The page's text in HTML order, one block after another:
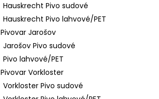
Hauskrecht Pivo sudové
Hauskrecht Pivo lahvové/PET
Pivovar Jarošov
Jarošov Pivo sudové
Pivo lahvové/PET
Pivovar Vorkloster
Vorkloster Pivo sudové